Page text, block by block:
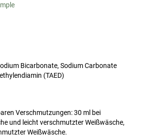
Bicarbonate, Sodium Carbonate
(TAED)
Verschmutzungen: 30 ml bei
und leicht verschmutzter Weißwäsche,
Weißwäsche.